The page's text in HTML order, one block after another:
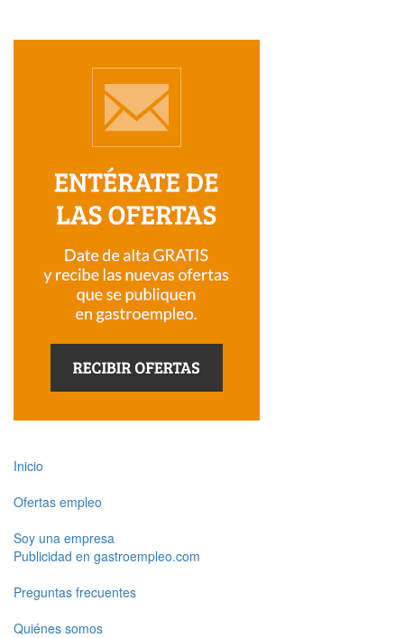
Inicio
Ofertas empleo
Soy una empresa
Publicidad en gastroempleo.com
Preguntas frecuentes
Quiénes somos